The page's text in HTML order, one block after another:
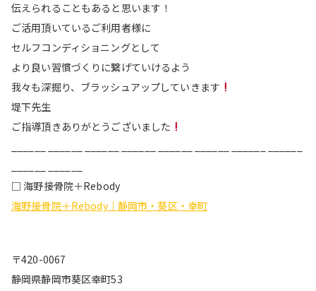
伝えられることもあると思います！
ご活用頂いているご利用者様に
セルフコンディショニングとして
より良い習慣づくりに繋げていけるよう
我々も深掘り、ブラッシュアップしていきます
堤下先生
ご指導頂きありがとうございました
□ 海野接骨院＋Rebody
海野接骨院＋Rebody｜静岡市・葵区・幸町
〒420-0067
静岡県静岡市葵区幸町53